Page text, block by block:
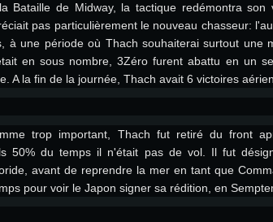
660. La
le jeu est de
drivers:
570 et
(Les
supportés)
(Mac), ou
minimale
ne sont
Carte
support
les derniers
pour AMD
par le jeu est
drivers
moins
Bataille de Midway, la tactique redémontra
pas particulièrement le nouveau chasseur:
à une période où Thach souhaiterai surtout une
en sous nombre, 3Zéro furent abattu en un
A la fin de la journée, Thach avait 6 victoires
trop important, Thach fut retiré du front
50% du temps il n'était pas de vol. Il fut
avant de reprendre la mer en tant que
pour voir le Japon signer sa rédition, en